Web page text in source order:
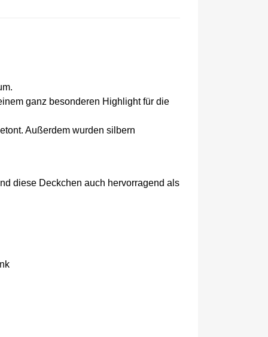
ganz besonderen Highlight für die
Außerdem wurden silbern
diese Deckchen auch hervorragend als